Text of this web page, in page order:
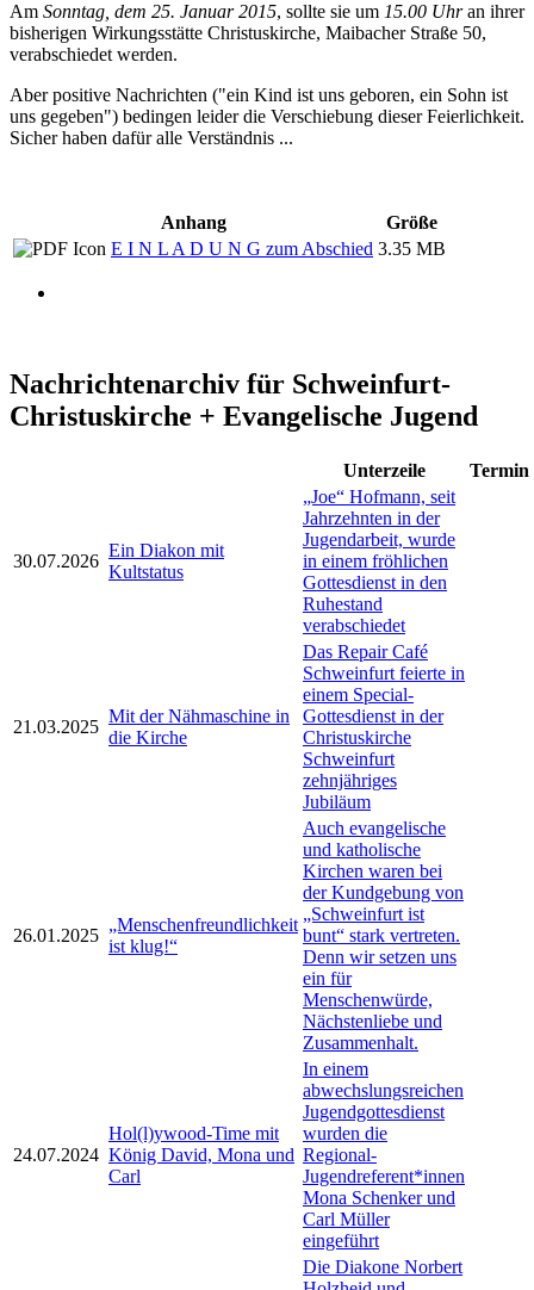
Am Sonntag, dem 25. Januar 2015, sollte sie um 15.00 Uhran ihrer
bisherigen Wirkungsstätte Christuskirche, Maibacher Straße 50,
verabschiedet werden.
Aber positive Nachrichten ("ein Kind ist uns geboren, ein Sohn ist
uns gegeben") bedingen leider die Verschiebung dieser Feierlichkeit.
Sicher haben dafür alle Verständnis ...
Anhang
Größe
E I N L A D U N G zum Abschied 3.35 MB
Nachrichtenarchiv für Schweinfurt-
Christuskirche + Evangelische Jugend
Unterzeile Termin
30.07.2026
Ein Diakon mit
Kultstatus
„Joe“ Hofmann, seit
Jahrzehnten in der
Jugendarbeit, wurde
in einem fröhlichen
Gottesdienst in den
Ruhestand
verabschiedet
21.03.2025
Mit der Nähmaschine in
die Kirche
Das Repair Café
Schweinfurt feierte in
einem Special-
Gottesdienst in der
Christuskirche
Schweinfurt
zehnjähriges
Jubiläum
26.01.2025
„Menschenfreundlichkeit
ist klug!“
Auch evangelische
und katholische
Kirchen waren bei
der Kundgebung von
„Schweinfurt ist
bunt“ stark vertreten.
Denn wir setzen uns
ein für
Menschenwürde,
Nächstenliebe und
Zusammenhalt.
24.07.2024
Hol(l)ywood-Time mit
König David, Mona und
Carl
In einem
abwechslungsreichen
Jugendgottesdienst
wurden die
Regional-
Jugendreferent*innen
Mona Schenker und
Carl Müller
eingeführt
Die Diakone Norbert